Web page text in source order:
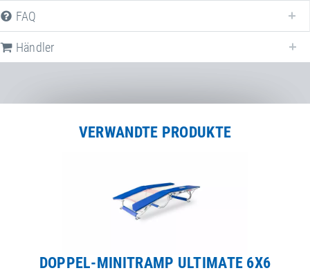
FAQ
Nachfolgend finden Sie eine Liste der häufig gestellten Fragen (FAQ) zum
Händler
VERWANDTE PRODUKTE
DOPPEL-MINITRAMP ULTIMATE 6X6